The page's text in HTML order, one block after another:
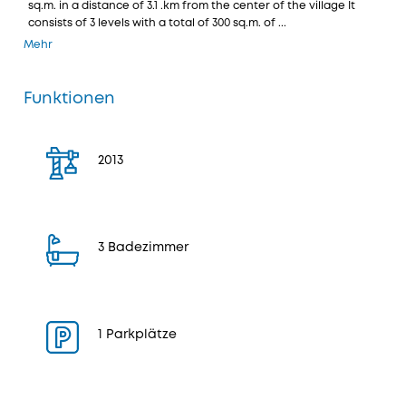
sq.m. in a distance of 3.1 .km from the center of the village It
consists of 3 levels with a total of 300 sq.m. of ...
Mehr
Funktionen
2013
3 Badezimmer
1 Parkplätze